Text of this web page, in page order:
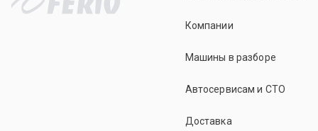
Компании
Машины в разборе
Автосервисам и СТО
Доставка